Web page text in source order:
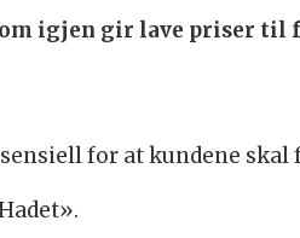
igjen gir lave priser til
for at kundene